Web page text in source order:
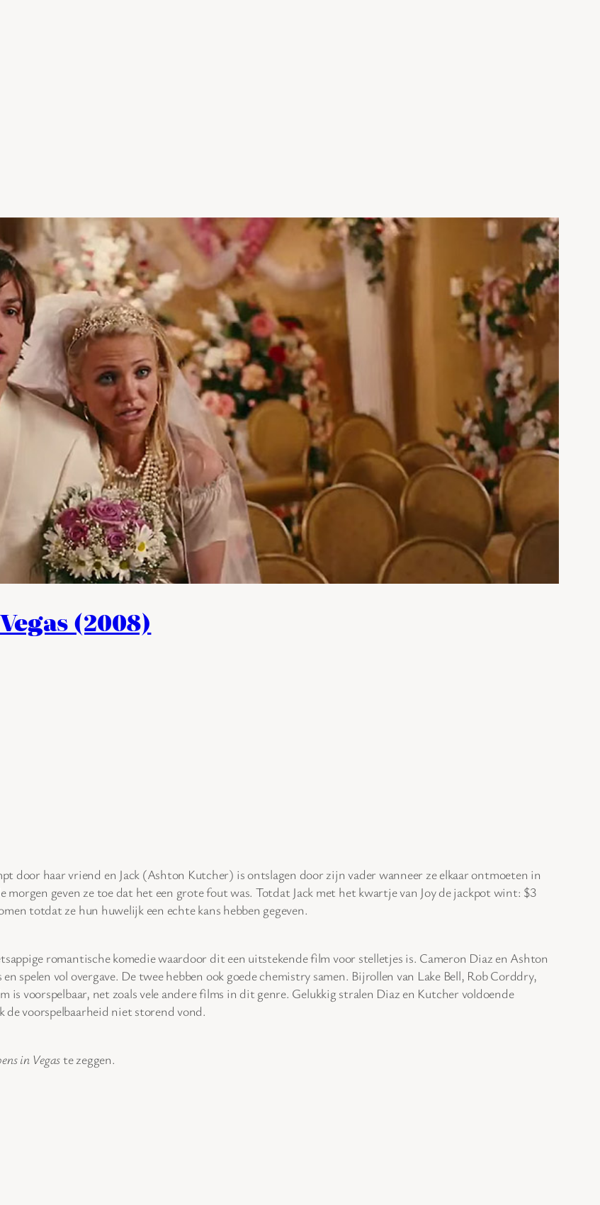
(2008)
door haar vriend en Jack (Ashton Kutcher) is ontslagen door zijn vader wanneer ze elkaar ontmoeten in
morgen geven ze toe dat het een grote fout was. Totdat Jack met het kwartje van Joy de jackpot wint: $3
totdat ze hun huwelijk een echte kans hebben gegeven.
romantische komedie waardoor dit een uitstekende film voor stelletjes is. Cameron Diaz en Ashton
spelen vol overgave. De twee hebben ook goede chemistry samen. Bijrollen van Lake Bell, Rob Corddry,
voorspelbaar, net zoals vele andere films in dit genre. Gelukkig stralen Diaz en Kutcher voldoende
de voorspelbaarheid niet storend vond.
in Vegaste zeggen.